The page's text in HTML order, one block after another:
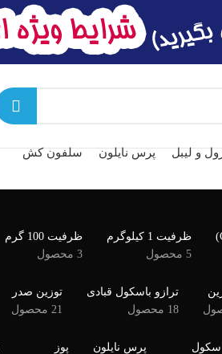
و لیبل پرس نایلون سلفون کش
ظرفیت 1 کیلوگرم
5 محصول
ظرفیت 100 گرم
3 محصول
ترازو باسکول قبادی
18 محصول
توزین صدر
21 محصول
پرس نایلون
پوز